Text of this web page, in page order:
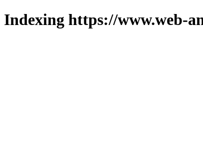
Indexing https://www.web-